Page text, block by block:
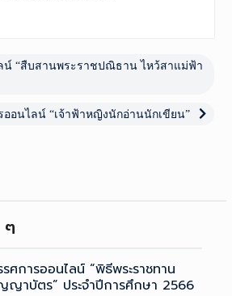
น์ “สืบสานพระราชปณิธาน ไหว้สาแม่ฟ้า
ออนไลน์ “เจ้าฟ้าหญิงนักอ่านนักเขียน”
ๆ
ศการออนไลน์ “พิธีพระราชทาน
ญาบัตร” ประจำปีการศึกษา 2566